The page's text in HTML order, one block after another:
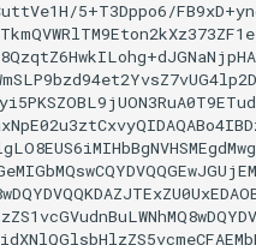
5+T3Dppo6/